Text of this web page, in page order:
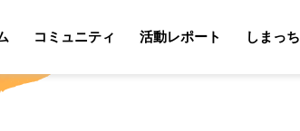
コミュニティ 活動レポート しまっ